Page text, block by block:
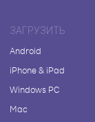
ЗАГРУЗИТЬ
Android
iPhone & iPad
Windows PC
Mac